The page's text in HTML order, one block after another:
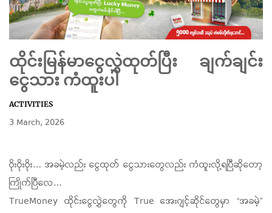
ထိုင်းမြန်မာငွေလွှဲထုတ်ပြီး ချက်ချင်း
ငွေသား ကံထူးပါ
ACTIVITIES
3 March, 2026
ဝိုးဝိုးဝိုး… အခမဲ့လည်း ငွေထုတ် ငွေသားတွေလည်း ကံထူးလို့ရပြီဆိုတော့
ကြိုက်ပြီလေ…
TrueMoney ထိုင်းငွေလွှဲတွေကို True အေးဂျင့်ဆိုင်တွေမှာ “အခမဲ့”